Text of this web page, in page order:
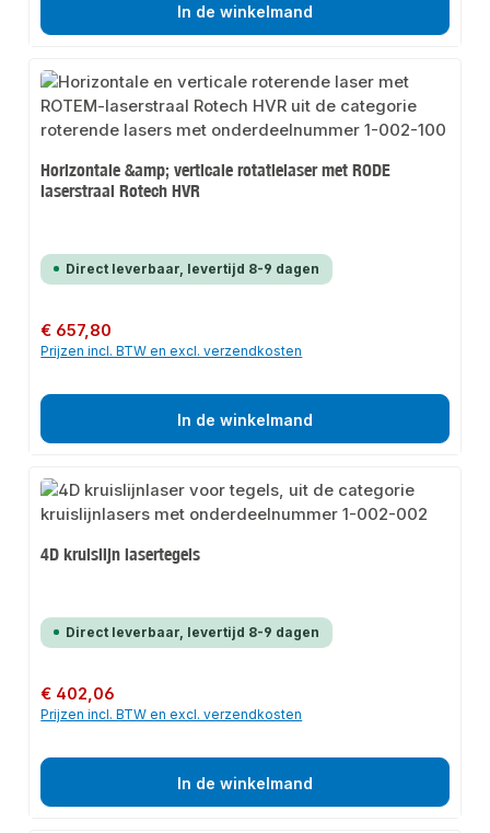
In de winkelmand
Horizontale &amp; verticale rotatielaser met RODE
laserstraal Rotech HVR
Direct leverbaar, levertijd 8-9 dagen
Normale prijs:
€ 657,80
Prijzen incl. BTW en excl. verzendkosten
In de winkelmand
4D kruislijn lasertegels
Direct leverbaar, levertijd 8-9 dagen
Normale prijs:
€ 402,06
Prijzen incl. BTW en excl. verzendkosten
In de winkelmand